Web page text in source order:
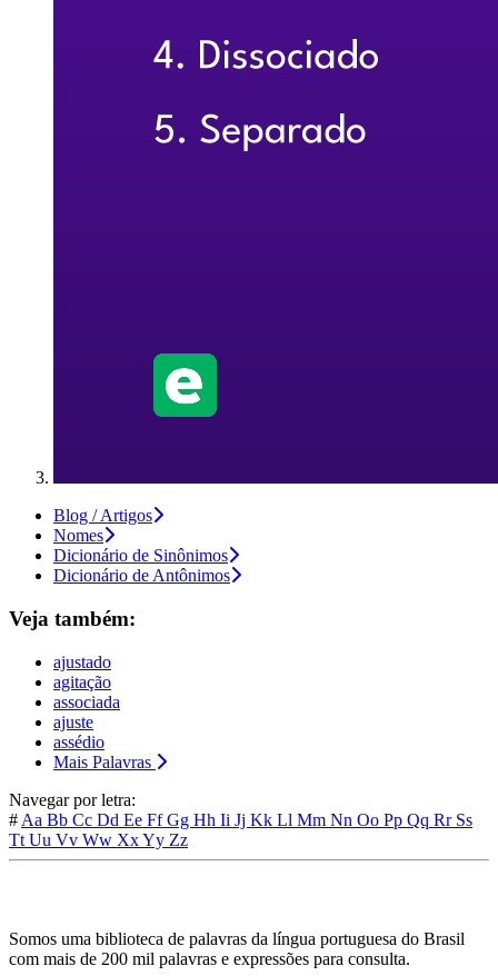
Blog / Artigos
Nomes
Dicionário de Sinônimos
Dicionário de Antônimos
Veja também:
ajustado
agitação
associada
ajuste
assédio
Mais Palavras
Navegar por letra:
# Aa Bb Cc Dd Ee FfGg Hh Ii Jj Kk Ll Mm Nn Oo Pp Qq Rr Ss
Tt Uu Vv Ww XxYy Zz
Somos uma biblioteca de palavras da língua portuguesa do Brasil
com mais de 200 mil palavras e expressões para consulta.